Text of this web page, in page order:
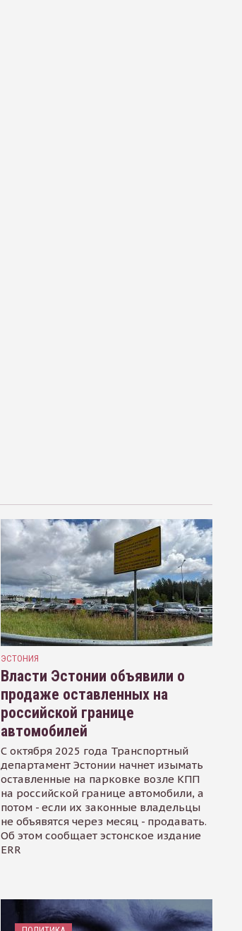
ЭСТОНИЯ
Власти Эстонии объявили о
продаже оставленных на
российской границе
автомобилей
С октября 2025 года Транспортный
департамент Эстонии начнет изымать
оставленные на парковке возле КПП
на российской границе автомобили, а
потом - если их законные владельцы
не объявятся через месяц - продавать.
Об этом сообщает эстонское издание
ERR